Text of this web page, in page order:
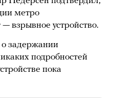
метро
взрывное устройство.
задержании
подробностей
пока